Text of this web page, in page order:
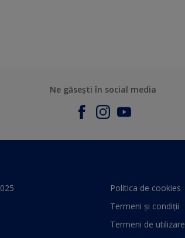
Ne găsești în social media
Politica de cookies
Termeni și condiții
Termeni de utilizare